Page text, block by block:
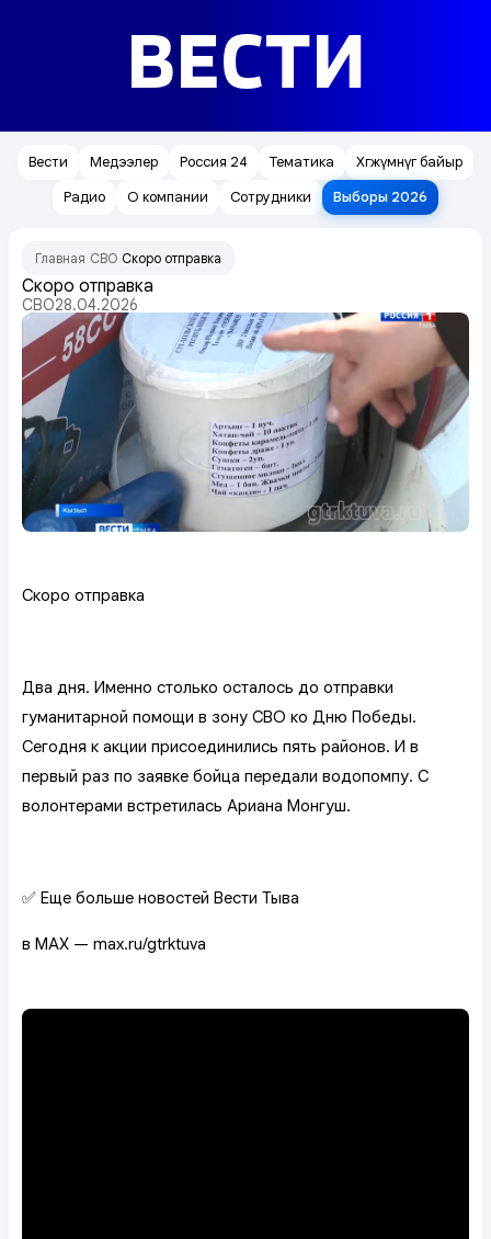
ВЕСТИ
Вести Медээлер Россия 24 Тематика
Хөгжүмнүг байыр
Радио
О компании Сотрудники Выборы 2026
Главная СВО Скоро отправка
Скоро отправка
СВО28.04.2026
Скоро отправка
Два дня. Именно столько осталось до отправки
гуманитарной помощи в зону СВО ко Дню Победы.
Сегодня к акции присоединились пять районов. И в
первый раз по заявке бойца передали водопомпу. С
волонтерами встретилась Ариана Монгуш.
✅ Еще больше новостей Вести Тыва
в MAX — max.ru/gtrktuva